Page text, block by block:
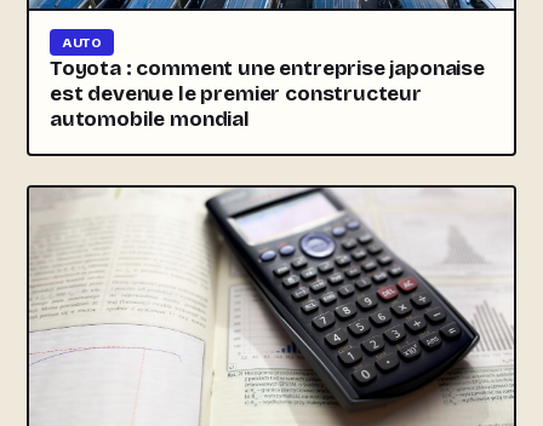
AUTO
Toyota : comment une entreprise japonaise
est devenue le premier constructeur
automobile mondial